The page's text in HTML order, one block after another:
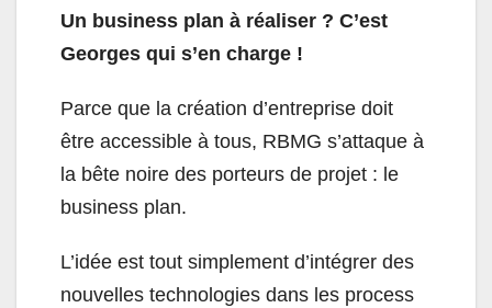
Un business plan à réaliser ? C’est
Georges qui s’en charge !
Parce que la création d’entreprise doit
être accessible à tous, RBMG s’attaque à
la bête noire des porteurs de projet : le
business plan.
L’idée est tout simplement d’intégrer des
nouvelles technologies dans les process